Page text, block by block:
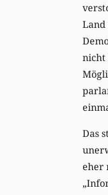
Land
nicht
Das
eher